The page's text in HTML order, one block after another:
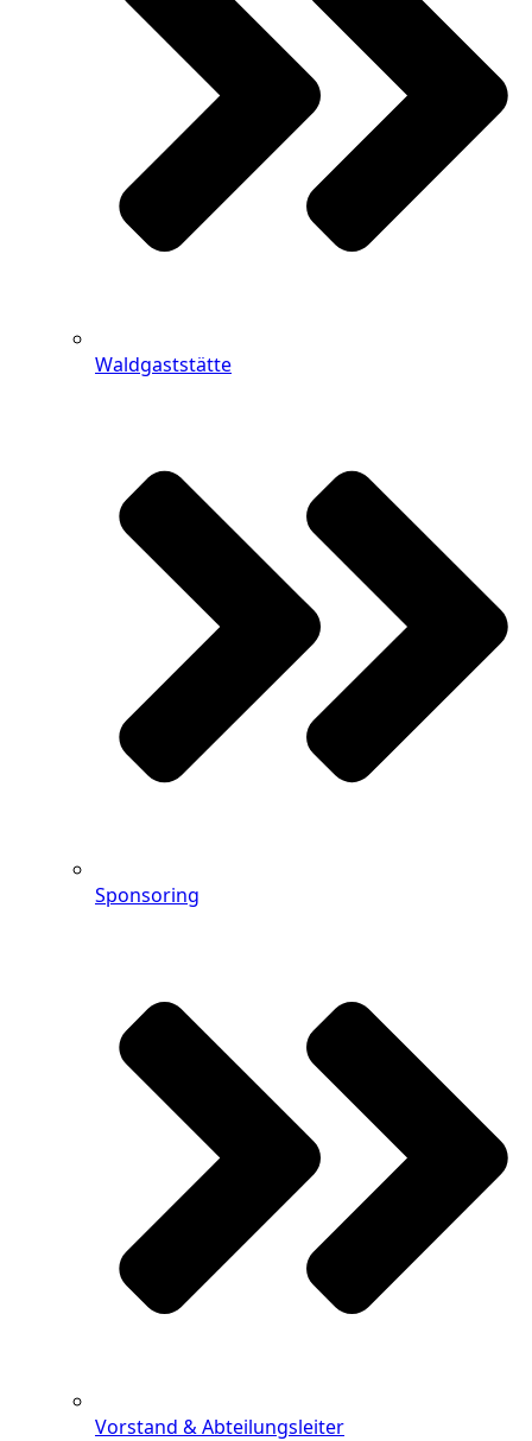
Waldgaststätte
Sponsoring
Vorstand & Abteilungsleiter